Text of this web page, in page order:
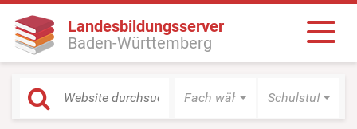
Landesbildungsserver
Baden-Württemberg
Fach wählen Schulstufe